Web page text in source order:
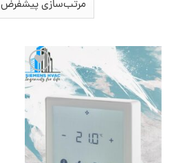
افزودن
علاقه
مندی